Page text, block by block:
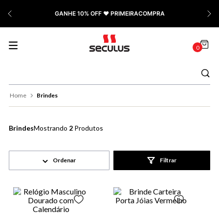
GANHE 10% OFF ❤️ PRIMEIRACOMPRA
0
Brindes
Brindes 2 Produtos
Filtrar
9º